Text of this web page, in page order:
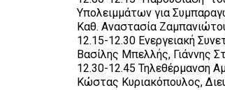
Υπολειμμάτων για
Καθ. Αναστασία
12.15-12.30 Ενεργειακή
Βασίλης Μπελλής, Γιάννης
12.30-12.45 Τηλεθέρμανση
Κώστας Κυριακόπουλος,